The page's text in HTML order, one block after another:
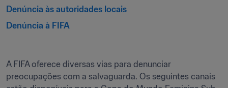
Denúncia às autoridades locais
Denúncia à FIFA
A FIFA oferece diversas vias para denunciar
preocupações com a salvaguarda. Os seguintes canais